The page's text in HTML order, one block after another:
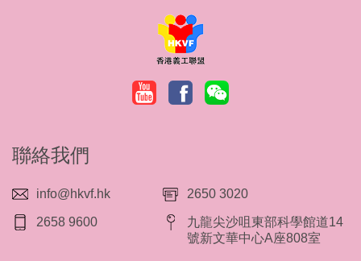
聯絡我們
info@hkvf.hk
2658 9600
2650 3020
九龍尖沙咀東部科學館道14
號新文華中心A座808室